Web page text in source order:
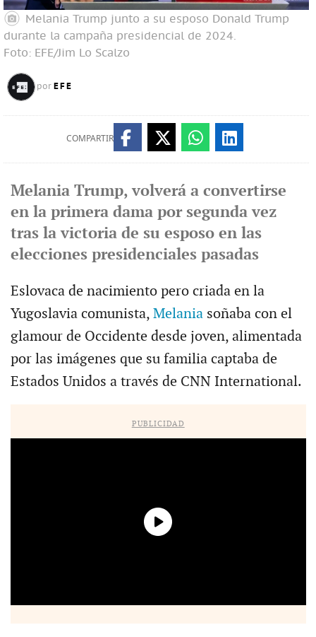
Melania Trump junto a su esposo Donald Trump
durante la campaña presidencial de 2024.
Foto: EFE/Jim Lo Scalzo
por EFE
COMPARTIR
Melania Trump, volverá a convertirse
en la primera dama por segunda vez
tras la victoria de su esposo en las
elecciones presidenciales pasadas
Eslovaca de nacimiento pero criada en la
Yugoslavia comunista, Melaniasoñaba con el
glamour de Occidente desde joven, alimentada
por las imágenes que su familia captaba de
Estados Unidos a través de CNN International.
PUBLICIDAD